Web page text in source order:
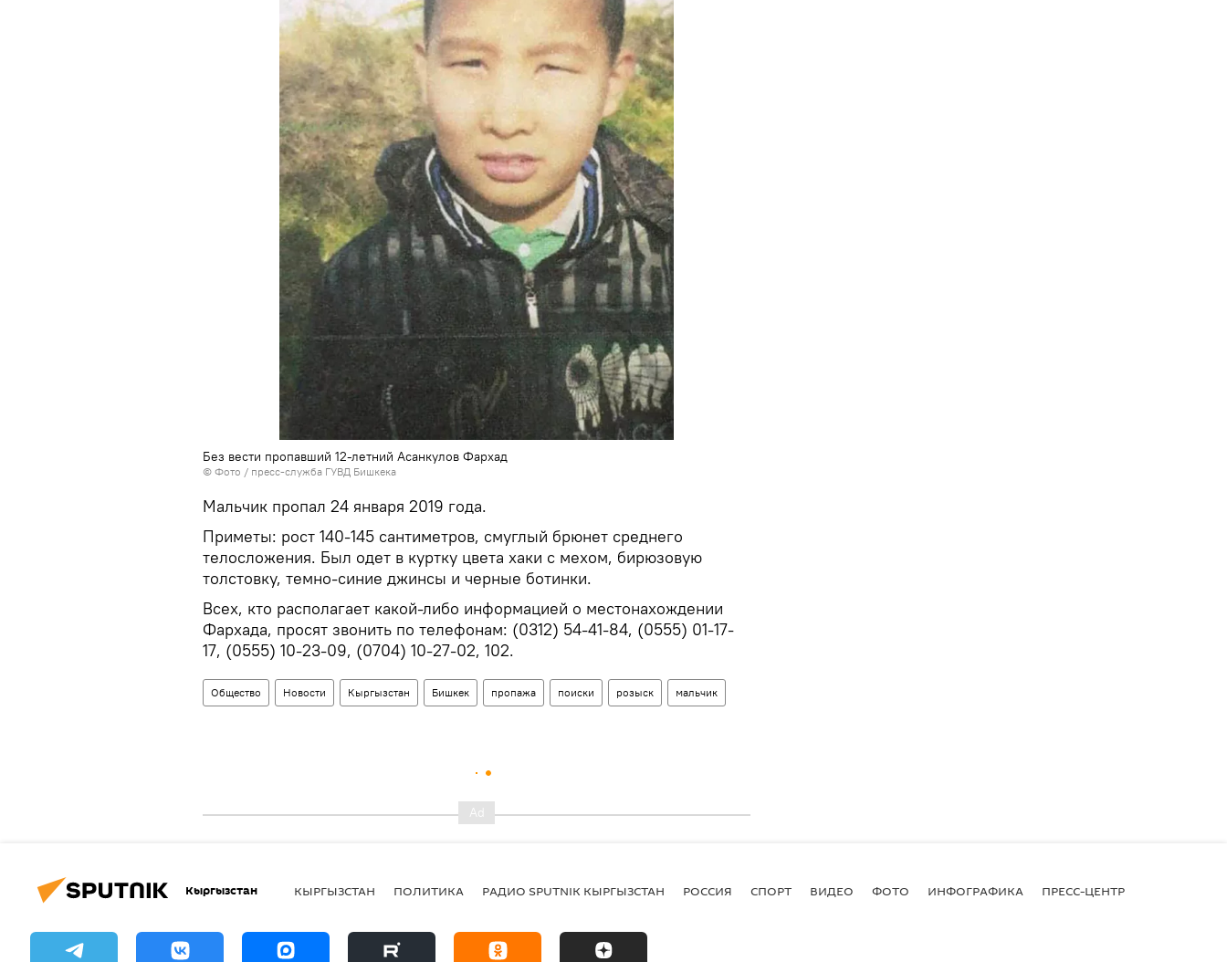
Без вести пропавший 12-летний Асанкулов Фархад
© Фото / пресс-служба ГУВД Бишкека
Мальчик пропал 24 января 2019 года.
Приметы: рост 140-145 сантиметров, смуглый брюнет среднего
телосложения. Был одет в куртку цвета хаки с мехом, бирюзовую
толстовку, темно-синие джинсы и черные ботинки.
Всех, кто располагает какой-либо информацией о местонахождении
Фархада, просят звонить по телефонам: (0312) 54-41-84, (0555) 01-17-
17, (0555) 10-23-09, (0704) 10-27-02, 102.
Общество Новости Кыргызстан Бишкек пропажа поиски розыск мальчик
Кыргызстан КЫРГЫЗСТАН ПОЛИТИКА РАДИО SPUTNIK КЫРГЫЗСТАН РОССИЯ СПОРТ ВИДЕО ФОТО ИНФОГРАФИКА ПРЕСС-ЦЕНТР